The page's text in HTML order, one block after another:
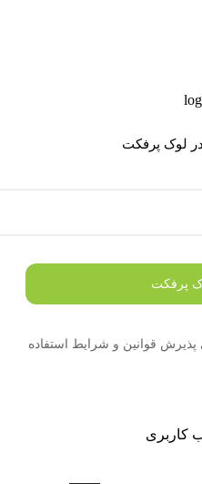
در لوک پرفکت
پرفکت
قوانین و شرایط استفاده
کاربری